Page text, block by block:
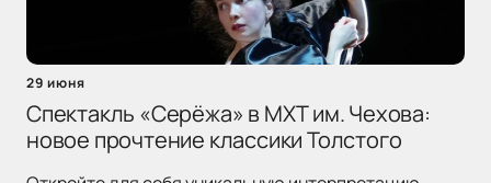
29 июня
Спектакль «Серёжа» в МХТ им. Чехова:
новое прочтение классики Толстого